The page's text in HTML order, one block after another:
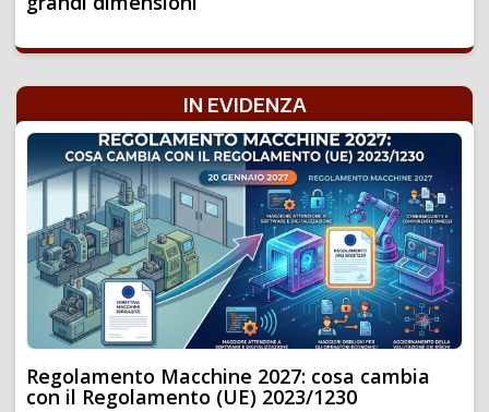
IN EVIDENZA
Regolamento Macchine 2027: cosa cambia
con il Regolamento (UE) 2023/1230